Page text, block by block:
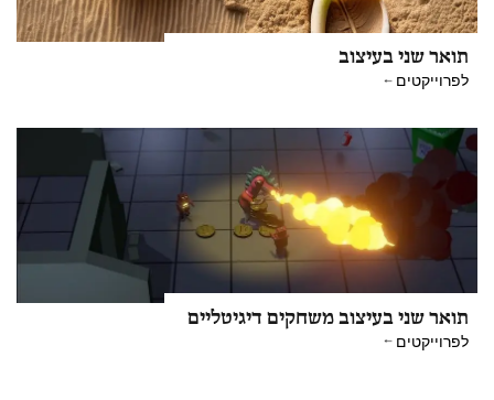
תואר שני בעיצוב
לפרוייקטים
תואר שני בעיצוב משחקים דיגיטליים
לפרוייקטים